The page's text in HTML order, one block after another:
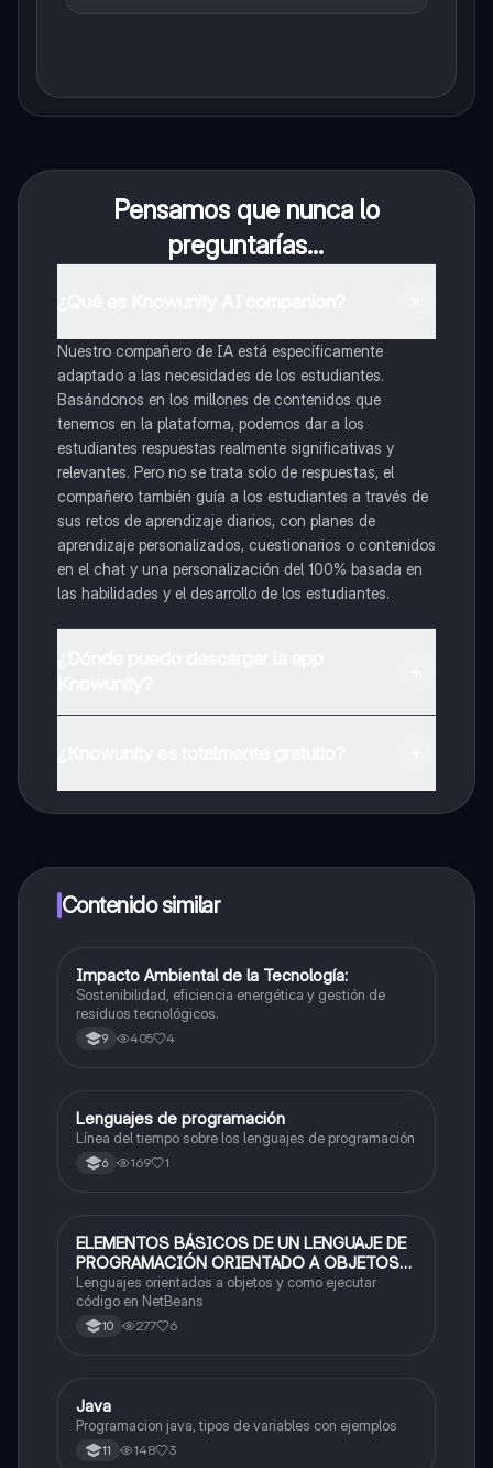
Pensamos que nunca lo
preguntarías...
Nuestro compañero de IA está específicamente
adaptado a las necesidades de los estudiantes.
Basándonos en los millones de contenidos que
tenemos en la plataforma, podemos dar a los
estudiantes respuestas realmente significativas y
relevantes. Pero no se trata solo de respuestas, el
compañero también guía a los estudiantes a través de
sus retos de aprendizaje diarios, con planes de
aprendizaje personalizados, cuestionarios o contenidos
en el chat y una personalización del 100% basada en
las habilidades y el desarrollo de los estudiantes.
a determinadas funciones.
Contenido similar
Tecnología e Informática
Impacto Ambiental de la Tecnología:
Sostenibilidad, eficiencia energética y gestión de
residuos tecnológicos.
9 405 4
Tecnología e Informática
Lenguajes de programación
Línea del tiempo sobre los lenguajes de programación
6 169 1
Tecnología e Informática
ELEMENTOS BÁSICOS DE UN LENGUAJE DE
PROGRAMACIÓN ORIENTADO A OBJETOS
EN JAVA
Lenguajes orientados a objetos y como ejecutar
código en NetBeans
10 277 6
Tecnología e Informática
Java
Programacion java, tipos de variables con ejemplos
11 148 3